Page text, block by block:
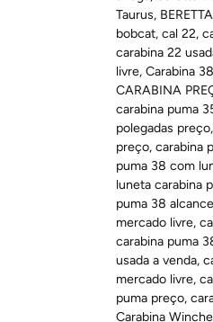
Taurus,
bobcat,cal 22,
carabina 22
livre,Carabina
CARABINA
carabina puma
polegadas preço
preço,carabina
puma 38 com
luneta carabina
puma 38 alcance
mercado livre,
carabina puma
usada a venda,
mercado livre,
puma preço,
Carabina